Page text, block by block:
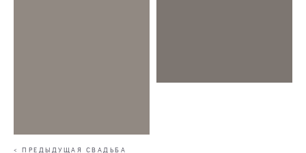
< ПРЕДЫДУЩАЯ СВАДЬБА